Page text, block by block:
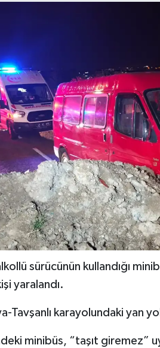
sürücünün kullandığı
yaralandı.
Tavşanlı karayolundaki yan
minibüs, “taşıt giremez”